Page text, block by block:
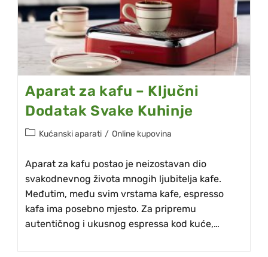
Aparat za kafu – Ključni
Dodatak Svake Kuhinje
Kućanski aparati / Online kupovina
Aparat za kafu postao je neizostavan dio
svakodnevnog života mnogih ljubitelja kafe.
Međutim, među svim vrstama kafe, espresso
kafa ima posebno mjesto. Za pripremu
autentičnog i ukusnog espressa kod kuće,…